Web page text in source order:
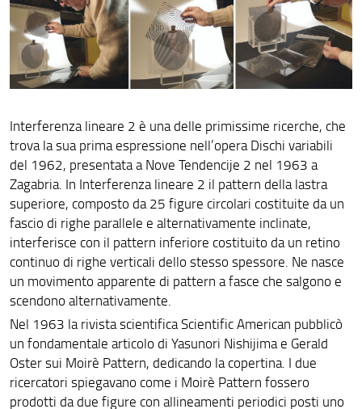
Interferenza lineare 2 è una delle primissime ricerche, che
trova la sua prima espressione nell’opera Dischi variabili
del 1962, presentata a Nove Tendencije 2 nel 1963 a
Zagabria. In Interferenza lineare 2 il pattern della lastra
superiore, composto da 25 figure circolari costituite da un
fascio di righe parallele e alternativamente inclinate,
interferisce con il pattern inferiore costituito da un retino
continuo di righe verticali dello stesso spessore. Ne nasce
un movimento apparente di pattern a fasce che salgono e
scendono alternativamente.
Nel 1963 la rivista scientifica Scientific American pubblicò
un fondamentale articolo di Yasunori Nishijima e Gerald
Oster sui Moirè Pattern, dedicando la copertina. I due
ricercatori spiegavano come i Moirè Pattern fossero
prodotti da due figure con allineamenti periodici posti uno
Pannello 29
Pannello 30
Pannello 31
Pannello 32
Pannello 33
Pannello 34
Pannello 35
Pannello 36
Pannello 37
Pannello 38
Pannello 39
Opera 2